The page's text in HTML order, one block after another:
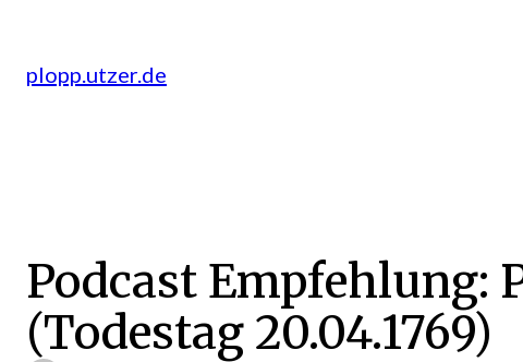
springen
plopp.utzer.de
Podcast Empfehlung:
(Todestag 20.04.1769)